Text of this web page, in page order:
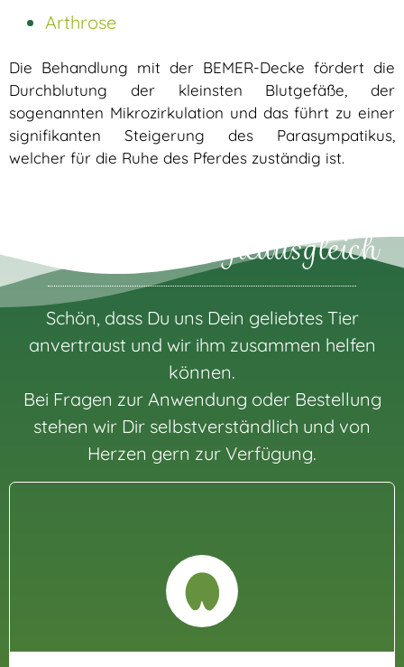
Arthrose
Die Behandlung mit der BEMER-Decke fördert die
Durchblutung der kleinsten Blutgefäße, der
sogenannten Mikrozirkulation und das führt zu einer
signifikanten Steigerung des Parasympatikus,
welcher für die Ruhe des Pferdes zuständig ist.
Ablauf & Energieausgleich
Schön, dass Du uns Dein geliebtes Tier
anvertraust und wir ihm zusammen helfen
können.
Bei Fragen zur Anwendung oder Bestellung
stehen wir Dir selbstverständlich und von
Herzen gern zur Verfügung.